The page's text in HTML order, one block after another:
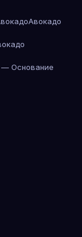
Авокадо
Основание